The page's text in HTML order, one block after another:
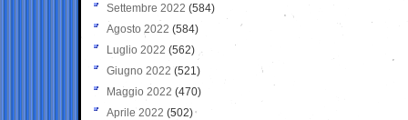
Settembre 2022 (584)
Agosto 2022 (584)
Luglio 2022 (562)
Giugno 2022 (521)
Maggio 2022 (470)
Aprile 2022 (502)